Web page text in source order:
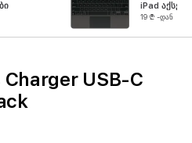
iPad
19 ₾ -დან
Charger USB-C